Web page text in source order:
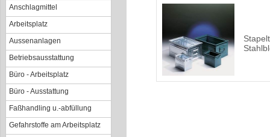
Anschlagmittel
Arbeitsplatz
Aussenanlagen
Betriebsausstattung
Büro - Arbeitsplatz
Büro - Ausstattung
Faßhandling u.-abfüllung
Gefahrstoffe am Arbeitsplatz